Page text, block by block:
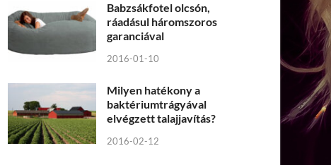
Babzsákfotel olcsón,
ráadásul háromszoros
garanciával
2016-01-10
Milyen hatékony a
baktériumtrágyával
elvégzett talajjavítás?
2016-02-12